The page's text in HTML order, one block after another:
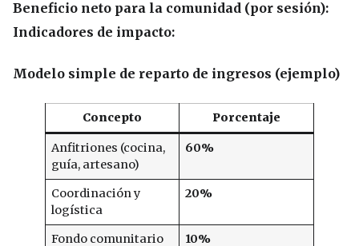
Beneficio neto para la comunidad (por sesión):
Indicadores de impacto:
Modelo simple de reparto de ingresos (ejemplo)
Concepto Porcentaje
Anfitriones (cocina,
guía, artesano)
60%
Coordinación y
logística
20%
Fondo comunitario 10%